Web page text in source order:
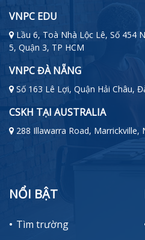
VNPC EDU
Lầu 6, Toà Nhà Lộc Lê, Số 454
5, Quận 3, TP HCM
VNPC ĐÀ NẴNG
Số 163 Lê Lợi, Quận Hải Châu,
CSKH TẠI AUSTRALIA
288 Illawarra Road, Marrickville,
NỔI BẬT
Tìm trường